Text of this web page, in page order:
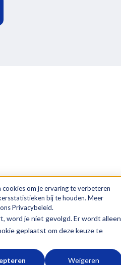
cookies om je ervaring te verbeteren
bij te houden. Meer
Privacybeleid.
word je niet gevolgd. Er wordt alleen
geplaatst om deze keuze te
Weigeren